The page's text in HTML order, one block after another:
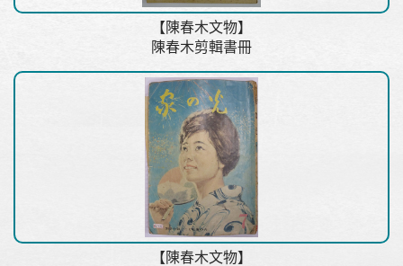
【陳春木文物】
陳春木剪輯書冊
【陳春木文物】